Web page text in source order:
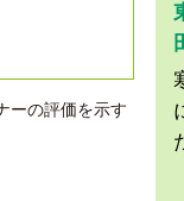
ーの評価を示す